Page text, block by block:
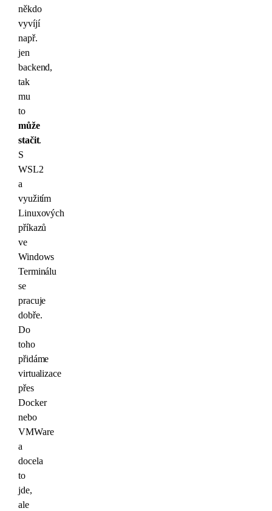
někdo
vyvíjí
např.
jen
backend,
tak
mu
to
může
stačit.
S
WSL2
a
využitím
Linuxových
příkazů
ve
Windows
Terminálu
se
pracuje
dobře.
Do
toho
přidáme
virtualizace
přes
Docker
nebo
VMWare
a
docela
to
jde,
ale